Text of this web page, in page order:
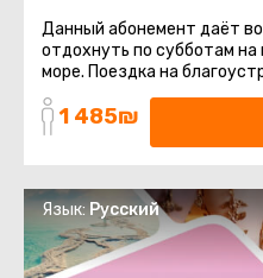
Данный абонемент даёт
отдохнуть по субботам
море. Поездка на
1 485₪
Язык:Русский